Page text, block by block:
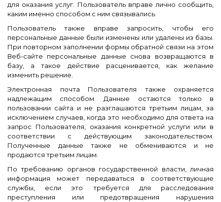
для оказания услуг. Пользователь вправе лично сообщить,
каким именно способом с ним связывались.
Пользователь также вправе запросить, чтобы его
персональные данные были изменены или удалены из базы.
При повторном заполнении формы обратной связи на этом
Веб-сайте персональные данные снова возвращаются в
базу, а такое действие расценивается, как желание
изменить решение.
Электронная почта Пользователя также охраняется
надлежащим способом. Данные остаются только в
пользовании сайта и не разглашаются третьим лицам, за
исключением случаев, когда это необходимо для ответа на
запрос Пользователя, оказания конкретной услуги или в
соответствии с действующим законодательством.
Полученные данные также не обмениваются и не
продаются третьим лицам.
По требованию органов государственной власти, личная
информация может передаваться в соответствующие
службы, если это требуется для расследования
преступления или предотвращения нарушения